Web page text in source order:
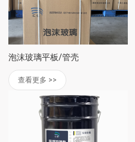
泡沫玻璃平板/管壳
查看更多 >>